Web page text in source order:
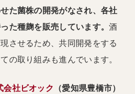
た菌株の開発がなされ、各社
た種麹を販売しています。酒
させるため、共同開発をする
の取り組みも進んでいます。
会社ビオック
（愛知県豊橋市）